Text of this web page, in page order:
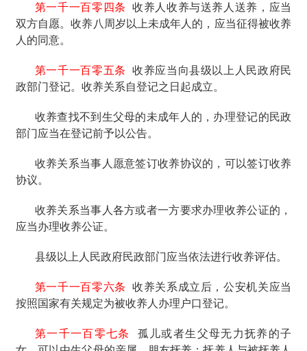
第一千一百零四条
收养人收养与送养人送养，应当
双方自愿。收养八周岁以上未成年人的，应当征得被收养
人的同意。
第一千一百零五条
收养应当向县级以上人民政府民
政部门登记。收养关系自登记之日起成立。
收养查找不到生父母的未成年人的，办理登记的民政
部门应当在登记前予以公告。
收养关系当事人愿意签订收养协议的，可以签订收养
协议。
收养关系当事人各方或者一方要求办理收养公证的，
应当办理收养公证。
县级以上人民政府民政部门应当依法进行收养评估。
第一千一百零六条
收养关系成立后，公安机关应当
按照国家有关规定为被收养人办理户口登记。
第一千一百零七条
孤儿或者生父母无力抚养的子